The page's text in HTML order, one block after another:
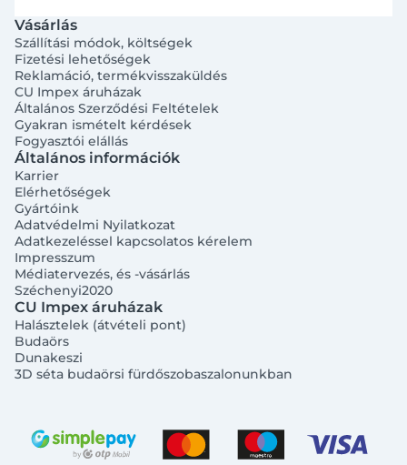
Vásárlás
Szállítási módok, költségek
Fizetési lehetőségek
Reklamáció, termékvisszaküldés
CU Impex áruházak
Általános Szerződési Feltételek
Gyakran ismételt kérdések
Fogyasztói elállás
Általános információk
Karrier
Elérhetőségek
Gyártóink
Adatvédelmi Nyilatkozat
Adatkezeléssel kapcsolatos kérelem
Impresszum
Médiatervezés, és -vásárlás
Széchenyi2020
CU Impex áruházak
Halásztelek (átvételi pont)
Budaörs
Dunakeszi
3D séta budaörsi fürdőszobaszalonunkban